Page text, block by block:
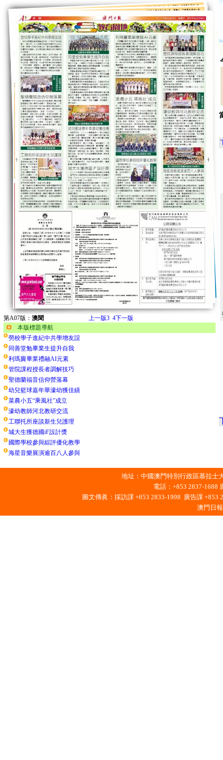
第A07版： 澳聞 上一版3 4下一版
本版標題導航
勞校學子進紀中共學增友誼
同善堂勉畢業生提升自我
利瑪竇畢業禮融AI元素
管院課程授長者調解技巧
聖德蘭福音信仰營落幕
幼兒籃球嘉年華濠幼獲佳績
菜農小五“乘風社”成立
濠幼教師河北教研交流
工聯托所座談新生兒護理
城大生獲德國iF設計獎
國際學校參與綜評優化教學
海星音樂展演逾百八人參與